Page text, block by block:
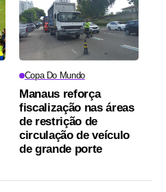
Copa Do Mundo
Manaus reforça
fiscalização nas áreas
de restrição de
circulação de veículo
de grande porte